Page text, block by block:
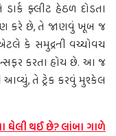
ફ્લીટ હેઠળ દોડતા
કરે છે, તે જાણવું ખૂબ જ
કે સમુદ્રની વચ્ચોવચ
કરતા હોય છે. આ જ
તે ટ્રેક કરવું મુશ્કેલ
ઘેલી થઈ છે? લાંબા ગાળે